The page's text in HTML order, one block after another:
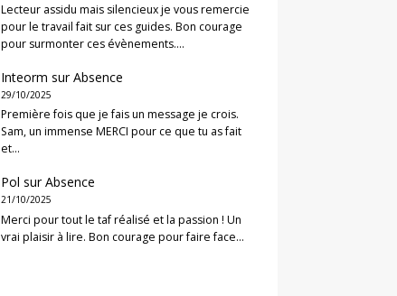
Lecteur assidu mais silencieux je vous remercie
pour le travail fait sur ces guides. Bon courage
pour surmonter ces évènements.…
Inteorm surAbsence
29/10/2025
Première fois que je fais un message je crois.
Sam, un immense MERCI pour ce que tu as fait
et…
Pol surAbsence
21/10/2025
Merci pour tout le taf réalisé et la passion ! Un
vrai plaisir à lire. Bon courage pour faire face…